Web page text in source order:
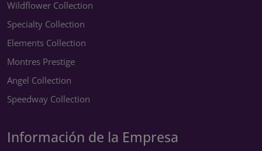
Wildflower Collection
Specialty Collection
Elements Collection
Montres Prestige
Angel Collection
Speedway Collection
Información de la Empresa